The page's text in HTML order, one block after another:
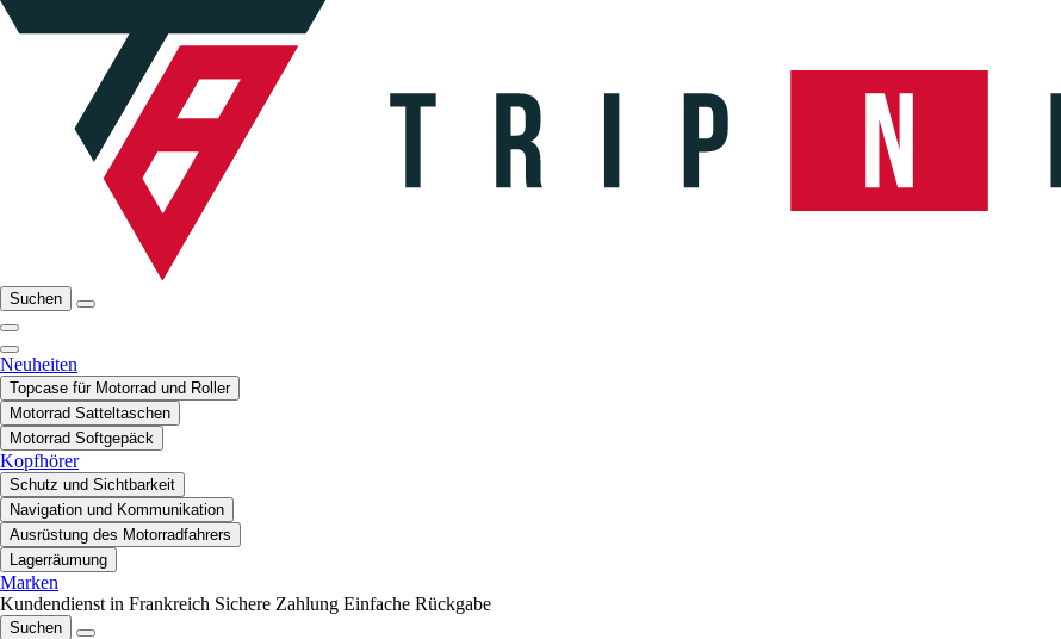
Suchen
Neuheiten
Topcase für Motorrad und Roller
Motorrad Satteltaschen
Motorrad Softgepäck
Kopfhörer
Schutz und Sichtbarkeit
Navigation und Kommunikation
Ausrüstung des Motorradfahrers
Lagerräumung
Marken
Kundendienst in Frankreich Sichere Zahlung Einfache Rückgabe
Suchen